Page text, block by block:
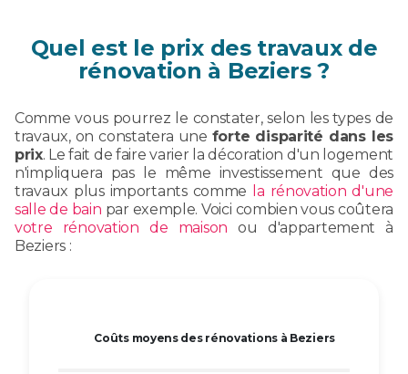
Quel est le prix des travaux de
rénovation à Beziers ?
Comme vous pourrez le constater, selon les types de
travaux, on constatera une forte disparité dans les
prix. Le fait de faire varier la décoration d'un logement
n'impliquera pas le même investissement que des
travaux plus importants comme
la rénovation d'une
salle de bain par exemple. Voici combien vous coûtera
votre rénovation de maison ou d'appartement à
Beziers :
Coûts moyens des rénovations à Beziers